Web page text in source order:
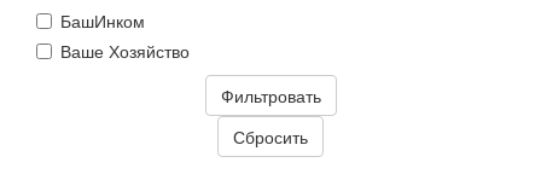
БашИнком
Ваше Хозяйство